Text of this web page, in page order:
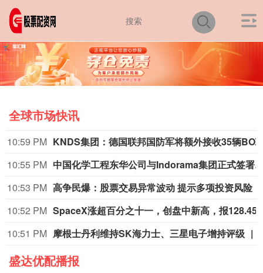
全球市场快讯
10:59 PM
10:55 PM
中国化学工程东华公司与Indorama集团正式签署
10:53 PM 高争民爆：股票交易异常波动 提示多项投资风险
10:52 PM
10:51 PM 摩根士丹利维持SK海力士、三星电子增持评级
盛达优配播报